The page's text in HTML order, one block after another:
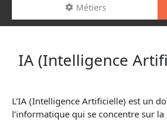
Métiers
IA (Intelligence
L’IA (Intelligence Artificielle) est un
l’informatique qui se concentre sur